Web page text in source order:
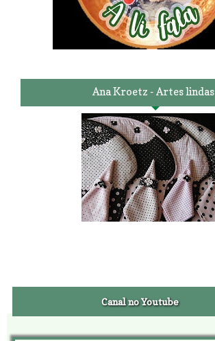
Ana Kroetz - Artes lindas
Canal no Youtube